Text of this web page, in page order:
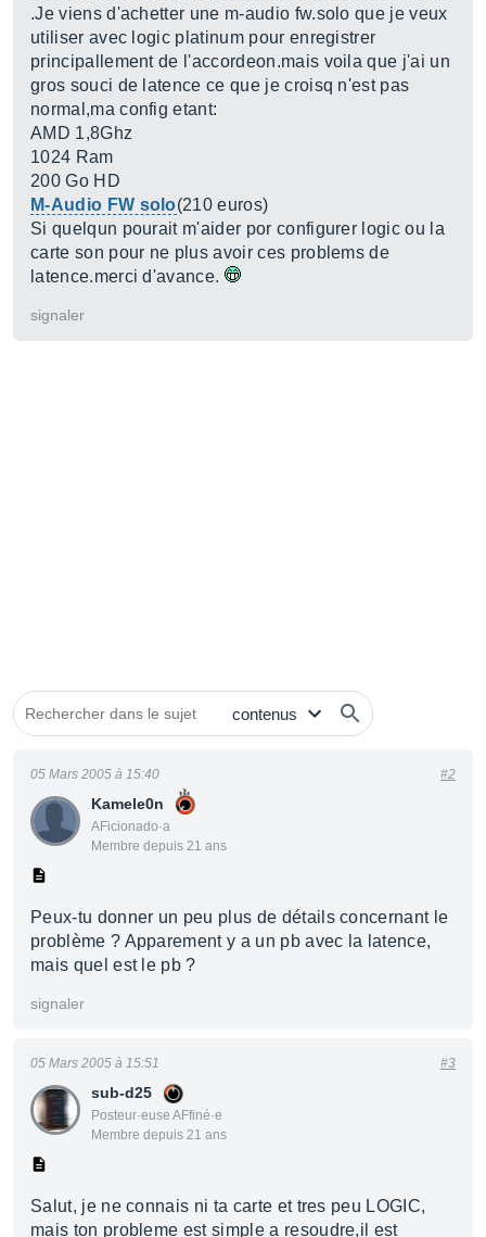
.Je viens d'achetter une m-audio fw.solo que je veux
utiliser avec logic platinum pour enregistrer
principallement de l'accordeon.mais voila que j'ai un
gros souci de latence ce que je croisq n'est pas
normal,ma config etant:
AMD 1,8Ghz
1024 Ram
200 Go HD
M-Audio FW solo(210 euros)
Si quelqun pourait m'aider por configurer logic ou la
carte son pour ne plus avoir ces problems de
latence.merci d'avance.
signaler
Kamele0n
AFicionado·a
Membre depuis 21 ans
05 Mars 2005 à 15:40 #2
Peux-tu donner un peu plus de détails concernant le
problème ? Apparement y a un pb avec la latence,
mais quel est le pb ?
signaler
sub-d25
Posteur·euse AFfiné·e
Membre depuis 21 ans
05 Mars 2005 à 15:51 #3
Salut, je ne connais ni ta carte et tres peu LOGIC,
mais ton probleme est simple a resoudre,il est